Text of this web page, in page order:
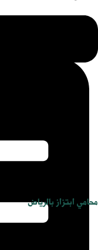
محامي ابتزاز بالرياض